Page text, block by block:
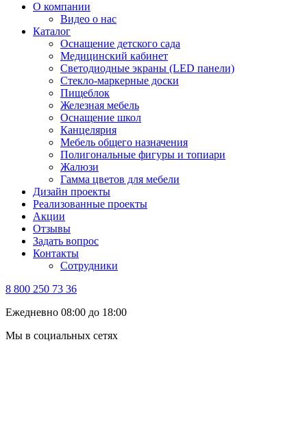
О компании
Видео о нас
Каталог
Оснащение детского сада
Медицинский кабинет
Светодиодные экраны (LED панели)
Стекло-маркерные доски
Пищеблок
Железная мебель
Оснащение школ
Канцелярия
Мебель общего назначения
Полигональные фигуры и топиари
Жалюзи
Гамма цветов для мебели
Дизайн проекты
Реализованные проекты
Акции
Отзывы
Задать вопрос
Контакты
Сотрудники
8 800 250 73 36
Ежедневно 08:00 до 18:00
Мы в социальных сетях